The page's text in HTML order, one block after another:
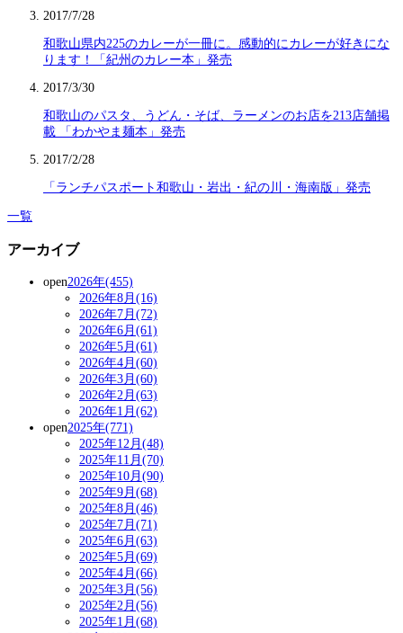
2017/7/28
和歌山県内225のカレーが一冊に。感動的にカレーが好きにな
ります！「紀州のカレー本」発売
2017/3/30
和歌山のパスタ、うどん・そば、ラーメンのお店を213店舗掲
載 「わかやま麺本」発売
2017/2/28
「ランチパスポート和歌山・岩出・紀の川・海南版」発売
一覧
アーカイブ
open2026年(455)
2026年8月(16)
2026年7月(72)
2026年6月(61)
2026年5月(61)
2026年4月(60)
2026年3月(60)
2026年2月(63)
2026年1月(62)
open2025年(771)
2025年12月(48)
2025年11月(70)
2025年10月(90)
2025年9月(68)
2025年8月(46)
2025年7月(71)
2025年6月(63)
2025年5月(69)
2025年4月(66)
2025年3月(56)
2025年2月(56)
2025年1月(68)